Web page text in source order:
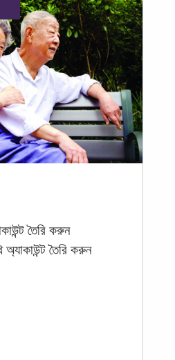
তৈরি করুন
তৈরি করুন